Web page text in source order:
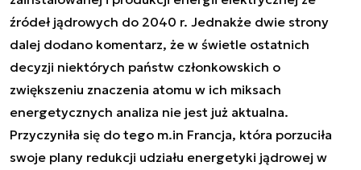
źródeł jądrowych do 2040 r. Jednakże dwie strony
dalej dodano komentarz, że w świetle ostatnich
decyzji niektórych państw członkowskich o
zwiększeniu znaczenia atomu w ich miksach
energetycznych analiza nie jest już aktualna.
Przyczyniła się do tego m.in Francja, która porzuciła
swoje plany redukcji udziału energetyki jądrowej w